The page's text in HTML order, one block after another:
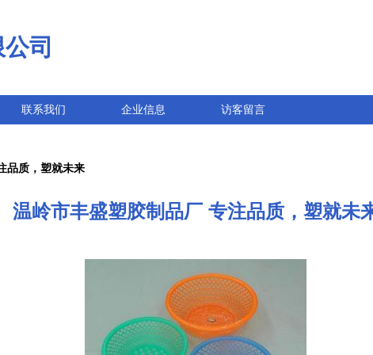
司
联系我们 企业信息 访客留言
品质，塑就未来
温岭市丰盛塑胶制品厂 专注品质，塑就未